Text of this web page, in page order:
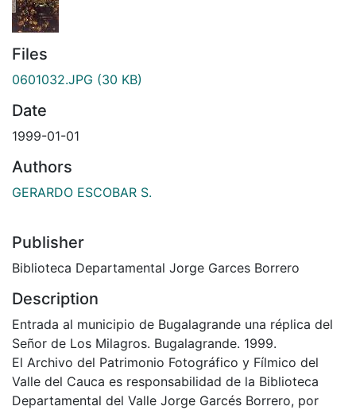
Files
0601032.JPG (30 KB)
Date
1999-01-01
Authors
GERARDO ESCOBAR S.
Publisher
Biblioteca Departamental Jorge Garces Borrero
Description
Entrada al municipio de Bugalagrande una réplica del
Señor de Los Milagros. Bugalagrande. 1999.
El Archivo del Patrimonio Fotográfico y Fílmico del
Valle del Cauca es responsabilidad de la Biblioteca
Departamental del Valle Jorge Garcés Borrero, por